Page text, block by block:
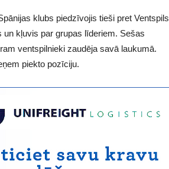
klubs piedzīvojis tieši pret Ventspils
kļuvis par grupas līderiem. Sešas
ventspilnieki zaudēja savā laukumā.
piekto pozīciju.